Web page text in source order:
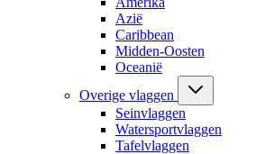
Azië
Caribbean
Midden-Oosten
Oceanië
Overige vlaggen
Seinvlaggen
Watersportvlaggen
Tafelvlaggen